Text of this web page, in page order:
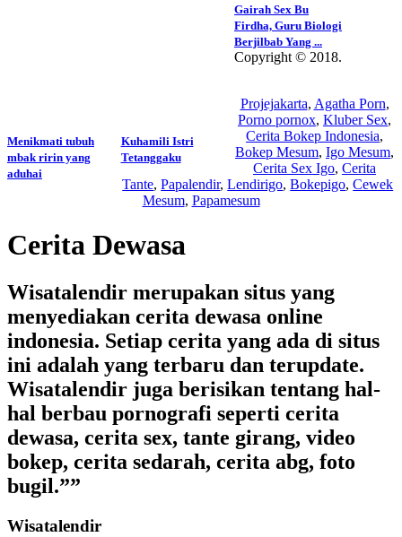
Gairah Sex Bu
Firdha, Guru Biologi
Berjilbab Yang ...
Menikmati tubuh
mbak ririn yang
aduhai
Kuhamili Istri
Tetanggaku
Copyright © 2018.
Projejakarta, Agatha Porn,
Porno pornox, Kluber Sex,
Cerita Bokep Indonesia,
Bokep Mesum, Igo Mesum,
Cerita Sex Igo, Cerita
Tante,Papalendir,Lendirigo,Bokepigo,Cewek
Mesum, Papamesum
Cerita Dewasa
Wisatalendir merupakan situs yang
menyediakan cerita dewasa online
indonesia. Setiap cerita yang ada di situs
ini adalah yang terbaru dan terupdate.
Wisatalendir juga berisikan tentang hal-
hal berbau pornografi seperti cerita
dewasa, cerita sex, tante girang, video
bokep, cerita sedarah, cerita abg, foto
bugil.””
Wisatalendir